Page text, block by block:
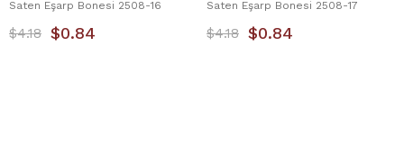
Saten Eşarp Bonesi 2508-16
$0.84
$4.18
Saten Eşarp Bonesi 2508-17
$0.84
$4.18